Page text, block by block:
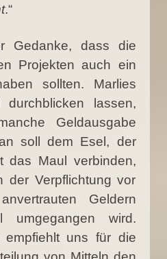
.“
Gedanke, dass die
Projekten auch ein
sollten. Marlies
lassen,
Geldausgabe
soll dem Esel, der
das Maul verbinden,
der Verpflichtung vor
Geldern
umgegangen wird.
empfiehlt uns für die